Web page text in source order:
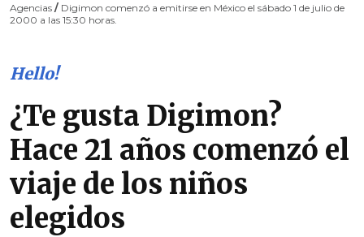
Agencias / Digimon comenzó a emitirse en México el sábado 1 de julio de
2000 a las 15:30 horas.
Hello!
¿Te gusta Digimon?
Hace 21 años comenzó el
viaje de los niños
elegidos